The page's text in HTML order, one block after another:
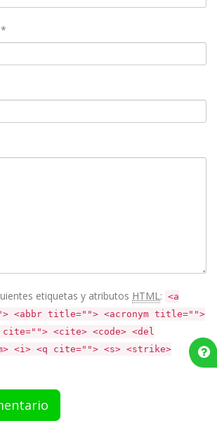
*
etiquetas y atributos HTML: <a
<abbr title=""> <acronym title="">
cite=""> <cite> <code> <del
<i> <q cite=""> <s> <strike>